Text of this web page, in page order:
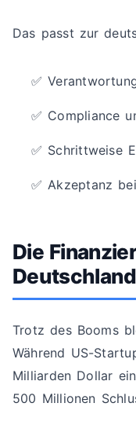
Das passt zur
✅
✅ Compliance
✅ Schrittweise
✅ Akzeptanz
Die
Trotz des Booms
Während US-
Milliarden Dollar
500 Millionen